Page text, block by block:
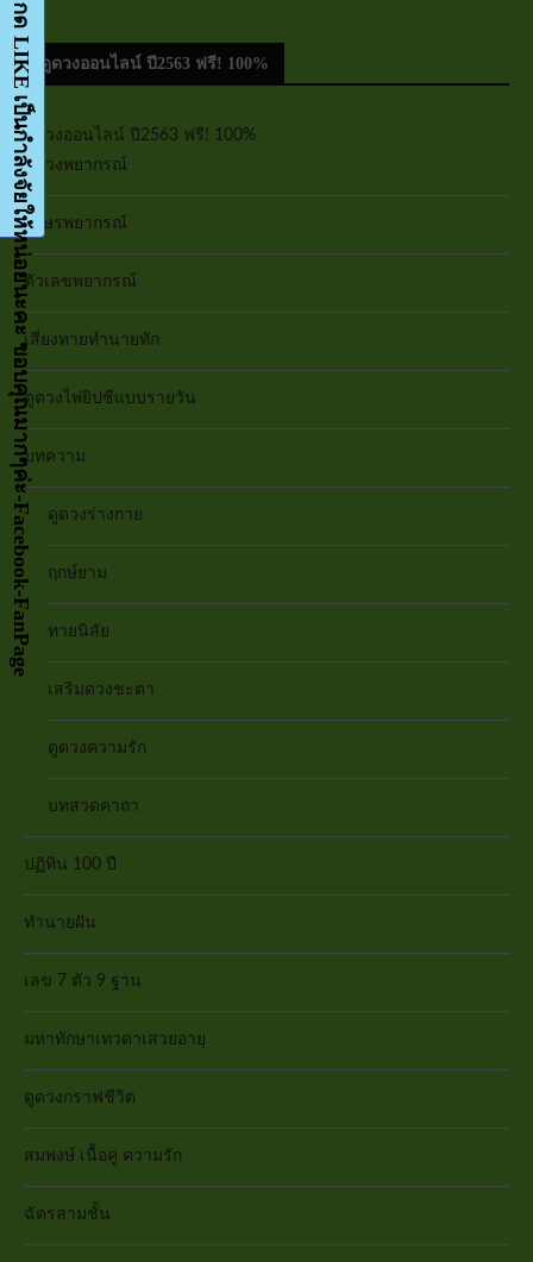
ดูดวงออนไลน์ ปี2563 ฟรี! 100%
ดูดวงออนไลน์ ปี2563 ฟรี! 100%
ดูดวงพยากรณ์
อักษรพยากรณ์
ตัวเลขพยากรณ์
เสี่ยงทายทำนายทัก
ดูดวงไพ่ยิปซีแบบรายวัน
บทความ
ดูดวงร่างกาย
ฤกษ์ยาม
ทายนิสัย
เสริมดวงชะตา
ดูดวงความรัก
บทสวดคาถา
ปฏิทิน 100 ปี
ทำนายฝัน
เลข 7 ตัว 9 ฐาน
มหาทักษาเทวดาเสวยอายุ
ดูดวงกราฟชีวิต
สมพงษ์ เนื้อคู่ ความรัก
ฉัตรสามชั้น
กด LIKE เป็นกำลังจัยให้หน่อยนะคะ ขอบคุณมากๆค่ะ-Facebook-FanPage